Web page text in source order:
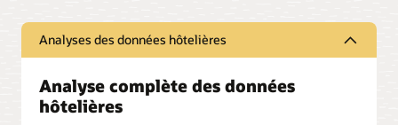
Analyses des données hôtelières
Analyse complète des données
hôtelières